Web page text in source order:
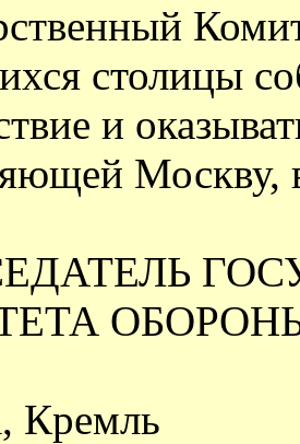
столицы
и
Москву,
Кремль